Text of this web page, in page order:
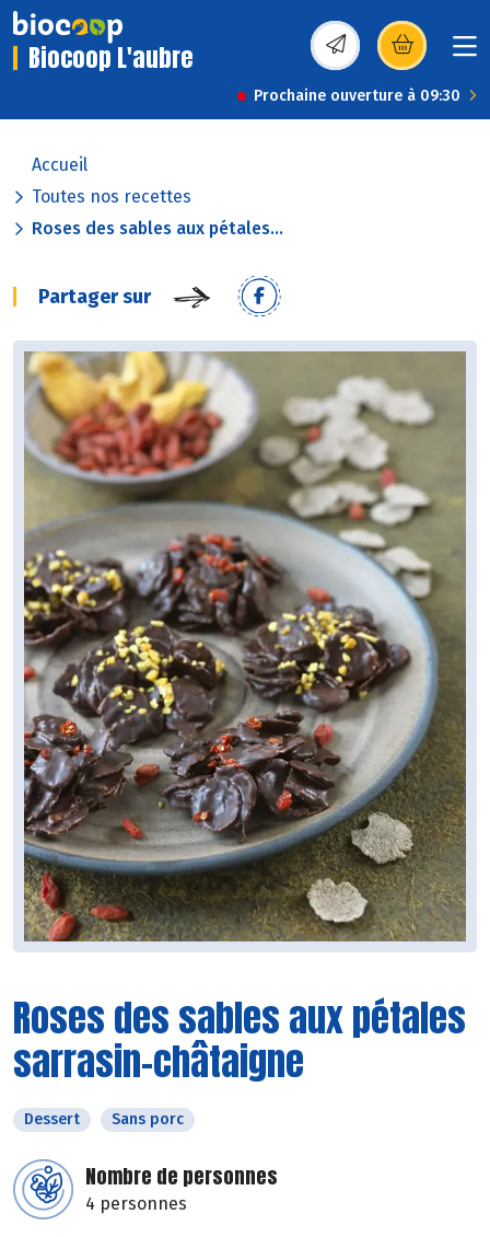
Biocoop L'aubre (s’ouvre dans une
Prochaine ouverture à 09:30
Accueil
Toutes nos recettes
Roses des sables aux pétales...
Partager sur
Roses des sables aux pétales
sarrasin-châtaigne
Dessert Sans porc
Nombre de personnes
4 personnes